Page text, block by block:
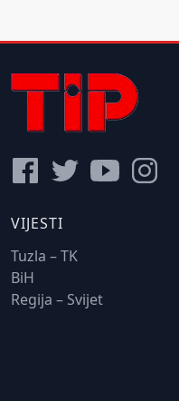
VIJESTI
Tuzla – TK
BiH
Regija – Svijet